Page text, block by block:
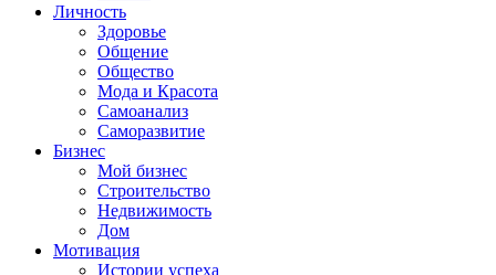
Личность
Здоровье
Общение
Общество
Мода и Красота
Самоанализ
Саморазвитие
Бизнес
Мой бизнес
Строительство
Недвижимость
Дом
Мотивация
Истории успеха